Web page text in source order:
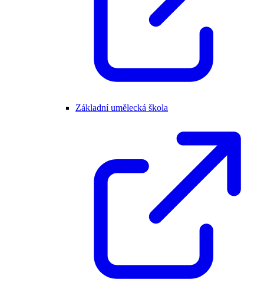
Základní umělecká škola